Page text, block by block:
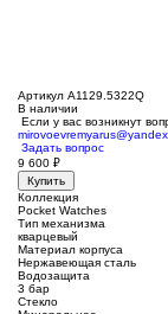
Артикул A1129.5322Q
В наличии
Если у вас возникнут
Задать вопрос
9 600 ₽
Купить
Коллекция
Pocket Watches
Тип механизма
кварцевый
Материал корпуса
Нержавеющая сталь
Водозащита
3 бар
Стекло